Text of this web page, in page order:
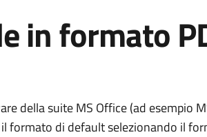
in formato
della suite MS Office (ad esempio
formato di default selezionando il